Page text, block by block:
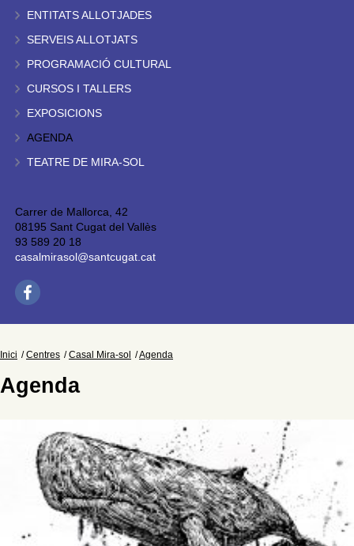
ENTITATS ALLOTJADES
SERVEIS ALLOTJATS
PROGRAMACIÓ CULTURAL
CURSOS I TALLERS
EXPOSICIONS
AGENDA
TEATRE DE MIRA-SOL
Carrer de Mallorca, 42
08195 Sant Cugat del Vallès
93 589 20 18
casalmirasol@santcugat.cat
Inici Centres Casal Mira-sol Agenda
Agenda